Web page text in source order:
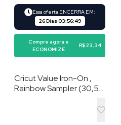
Essa oferta ENCERRA EM:
26 Dias03:56:48
Compre agora e
ECONOMIZE
R$ 23,34
Cricut Value Iron-On ,
Rainbow Sampler (30,5